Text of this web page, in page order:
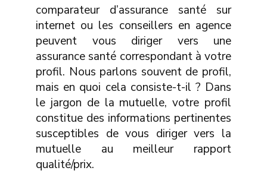
comparateur d’assurance santé sur
internet ou les conseillers en agence
peuvent vous diriger vers une
assurance santé correspondant à votre
profil. Nous parlons souvent de profil,
mais en quoi cela consiste-t-il ? Dans
le jargon de la mutuelle, votre profil
constitue des informations pertinentes
susceptibles de vous diriger vers la
mutuelle au meilleur rapport
qualité/prix.